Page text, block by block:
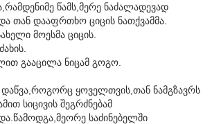
წამს,მერე ნაძალადევად
თან დააფრთხო ციცის ნათქვამმა.
მოესმა ციცის.
გააცილა ნიცამ გოგო.
ყოველთვის,თან ნამგზავრს
სიცივის შეგრძნებამ
საძინებელში